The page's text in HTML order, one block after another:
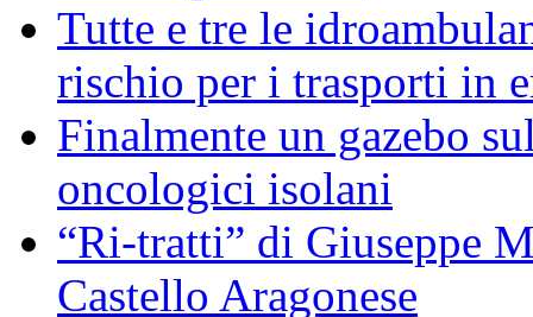
Tutte e tre le
rischio per i trasporti in
Finalmente un gazebo
oncologici isolani
“Ri-tratti” di Giuseppe
Castello Aragonese